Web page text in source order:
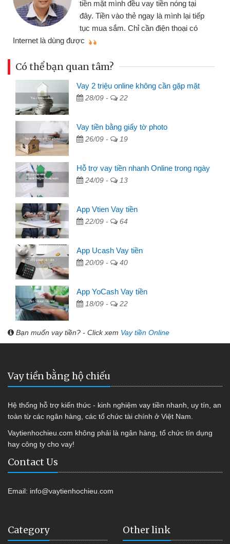
đều vay tiền nóng tại
thẻ ngay là mình lại tiếp
Chỉ cần điện thoại có
đến website qua
đã giải quyết
Có thể bạn quan tâm?
Vay 2 triệu online không cần gặp mặt
28/09 - 22
Vay tiền bằng giấy tờ photo
26/09 - 19
Hỗ trợ vay tiền nhanh Online trong ngày
24/09 - 13
App Vtien Vay tiền
22/09 - 64
App Ucash Vay tiền
20/09 - 40
App YoCash Vay tiền
18/09 - 22
Bạn muốn vay tiền? - Click xem Vay tiền Online
Vay tiền bằng hộ chiếu
Hệ thống hỗ trợ kiến thức - kinh nghiệm vay tiền nhanh, uy tín, an
toàn từ các ngân hàng, các tổ chức tài chính ở Việt Nam.
Vaytienhochieu.com không phải là ngân hàng, tổ chức tín dụng
hay công ty cho vay!
Contact Us
Email: info@vaytienhochieu.com
Category Other link